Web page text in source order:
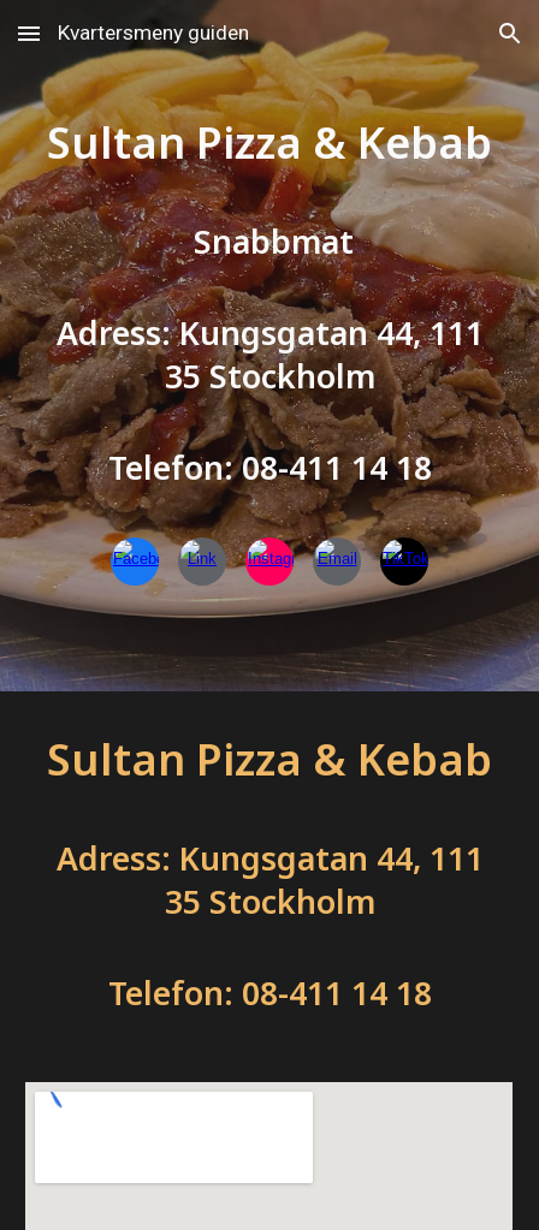
Skip to main content Skip to navigation
Kvartersmeny guiden
Sultan Pizza & Kebab
Snabbmat
Adress: Kungsgatan 44, 111
35 Stockholm
Telefon: 08-411 14 18
Sultan Pizza & Kebab
Adress: Kungsgatan 44, 111
35 Stockholm
Telefon: 08-411 14 18